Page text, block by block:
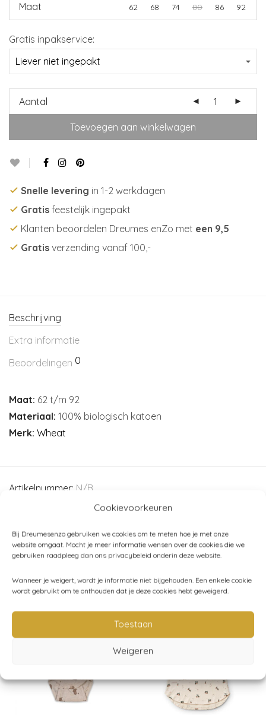
Cookievoorkeuren
Bij Dreumesenzo gebruiken we cookies om te meten hoe je met onze
website omgaat. Mocht je meer informatie wensen over de cookies die we
gebruiken raadpleeg dan ons privacybeleid onderin deze website.
Wanneer je weigert, wordt je informatie niet bijgehouden. Een enkele cookie
wordt gebruikt om te onthouden dat je deze cookies hebt geweigerd.
Toestaan
Weigeren
Maat 62 68 74 80 86 92
Gratis inpakservice:
Aantal
Toevoegen aan winkelwagen
Snelle levering in 1-2 werkdagen
Gratis feestelijk ingepakt
Klanten beoordelen Dreumes enZo met een 9,5
Gratis verzending vanaf 100,-
Beschrijving
Extra informatie
Beoordelingen 0
Maat: 62 t/m 92
Materiaal: 100% biologisch katoen
Merk: Wheat
Artikelnummer: N/B
,Baby (44-80),Jurken - rokjes
Gerelateerde producten
sale